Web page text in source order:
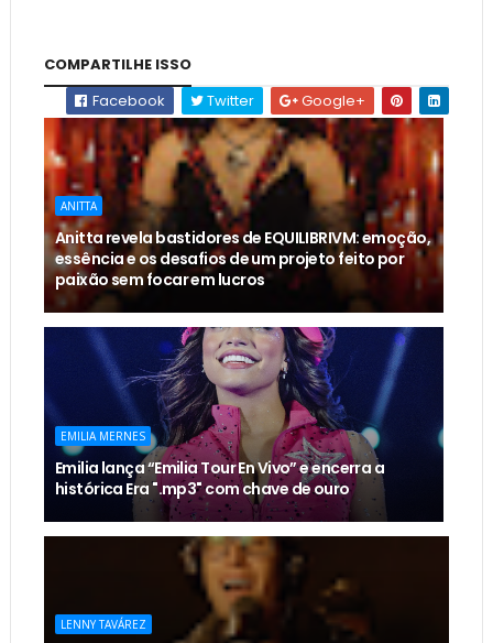
COMPARTILHE ISSO
Facebook
Twitter Google+
ANITTA
Anitta revela bastidores de EQUILIBRIVM: emoção,
essência e os desafios de um projeto feito por
paixão sem focar em lucros
EMILIA MERNES
Emilia lança “Emilia Tour En Vivo” e encerra a
histórica Era ".mp3" com chave de ouro
LENNY TAVÁREZ